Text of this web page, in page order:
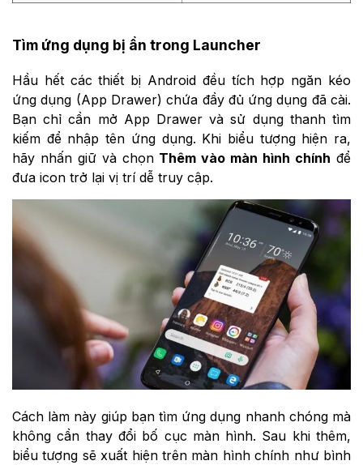
Tìm ứng dụng bị ẩn trong Launcher
Hầu hết các thiết bị Android đều tích hợp ngăn kéo
ứng dụng (App Drawer) chứa đầy đủ ứng dụng đã cài.
Bạn chỉ cần mở App Drawer và sử dụng thanh tìm
kiếm để nhập tên ứng dụng. Khi biểu tượng hiện ra,
hãy nhấn giữ và chọn Thêm vào màn hình chính để
đưa icon trở lại vị trí dễ truy cập.
Cách làm này giúp bạn tìm ứng dụng nhanh chóng mà
không cần thay đổi bố cục màn hình. Sau khi thêm,
biểu tượng sẽ xuất hiện trên màn hình chính như bình